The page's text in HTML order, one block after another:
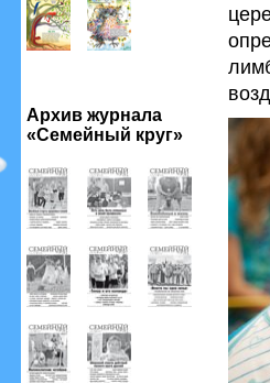
Архив журнала
«Семейный круг»